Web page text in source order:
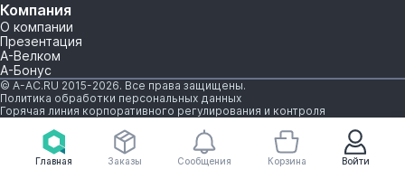
Главная Войти
Заказы Сообщения Корзина
Компания
О компании
Презентация
А-Велком
А-Бонус
© A-AC.RU 2015-2026. Все права защищены.
Политика обработки персональных данных
Горячая линия корпоративного регулирования и контроля